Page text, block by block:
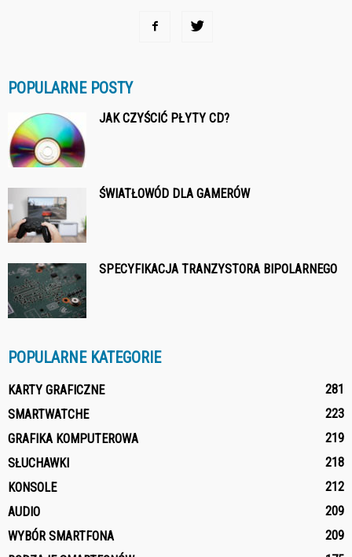
POPULARNE POSTY
JAK CZYŚCIĆ PŁYTY CD?
ŚWIATŁOWÓD DLA GAMERÓW
SPECYFIKACJA TRANZYSTORA BIPOLARNEGO
POPULARNE KATEGORIE
KARTY GRAFICZNE
281
SMARTWATCHE
223
GRAFIKA KOMPUTEROWA
219
SŁUCHAWKI
218
KONSOLE
212
AUDIO
209
WYBÓR SMARTFONA
209